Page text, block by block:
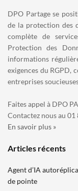
DPO Partage se
de la protection des
complète de
Protection des
informations
exigences du RGPD,
entreprises
Faites appel à DPO
Contactez nous au 01
En savoir plus »
Articles récents
Agent d’IA
de pointe